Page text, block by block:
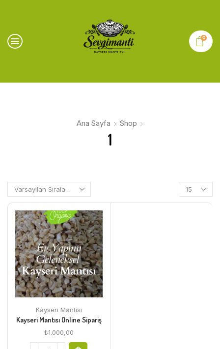
0
Ana Sayfa Shop
1
Kayseri Mantısı
Kayseri Mantısı Online Sipariş
₺1.000,00